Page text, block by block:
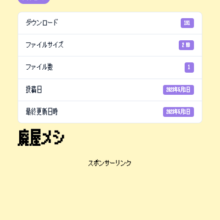
ダウンロード 191
ファイルサイズ 2 MB
ファイル数 1
投稿日 2023年5月1日
最終更新日時 2023年5月1日
廃屋メシ
スポンサーリンク